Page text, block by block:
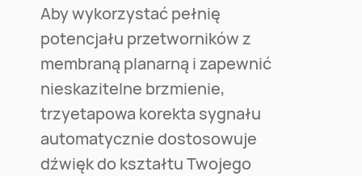
Aby wykorzystać pełnię
potencjału przetworników z
membraną planarną i zapewnić
nieskazitelne brzmienie,
trzyetapowa korekta sygnału
automatycznie dostosowuje
dźwięk do kształtu Twojego